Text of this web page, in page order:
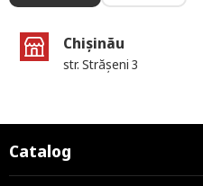
Chișinău
str. Strășeni 3
Catalog